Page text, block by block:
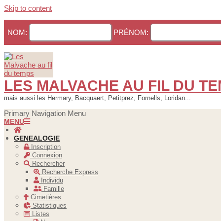
Skip to content
NOM: PRÉNOM:
LES MALVACHE AU FIL DU
mais aussi les Hermary, Bacquaert, Petitprez, Fornells, Loridan...
Primary Navigation Menu
MENU
GENEALOGIE
Inscription
Connexion
Rechercher
Recherche Express
Individu
Famille
Cimetières
Statistiques
Listes